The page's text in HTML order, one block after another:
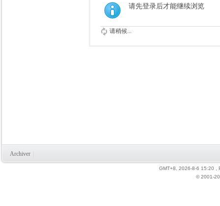
请先登录后才能继续浏览
请稍候...
Archiver
GMT+8, 2026-8-6 15:20
© 2001-